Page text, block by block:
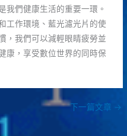
我們健康生活的重要一環。
工作環境、藍光濾光片的使
，我們可以減輕眼睛疲勞並
康，享受數位世界的同時保
下一篇文章 →